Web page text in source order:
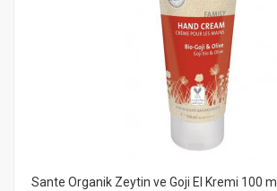
Sante Organik Zeytin ve Goji El Kremi 100 ml